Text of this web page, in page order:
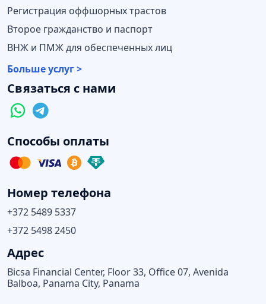
Регистрация оффшорных трастов
Второе гражданство и паспорт
ВНЖ и ПМЖ для обеспеченных лиц
Больше услуг >
Связаться с нами
Способы оплаты
Номер телефона
+372 5489 5337
+372 5498 2450
Адрес
Bicsa Financial Center, Floor 33, Office 07, Avenida
Balboa, Panama City, Panama